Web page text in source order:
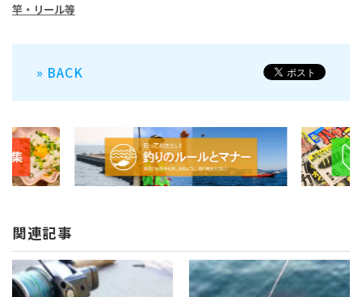
竿・リール等
» BACK
関連記事